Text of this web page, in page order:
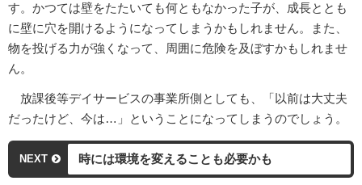
す。かつては壁をたたいても何ともなかった子が、成長ととも
に壁に穴を開けるようになってしまうかもしれません。また、
物を投げる力が強くなって、周囲に危険を及ぼすかもしれませ
ん。
放課後等デイサービスの事業所側としても、「以前は大丈夫
だったけど、今は…」ということになってしまうのでしょう。
NEXT 時には環境を変えることも必要かも